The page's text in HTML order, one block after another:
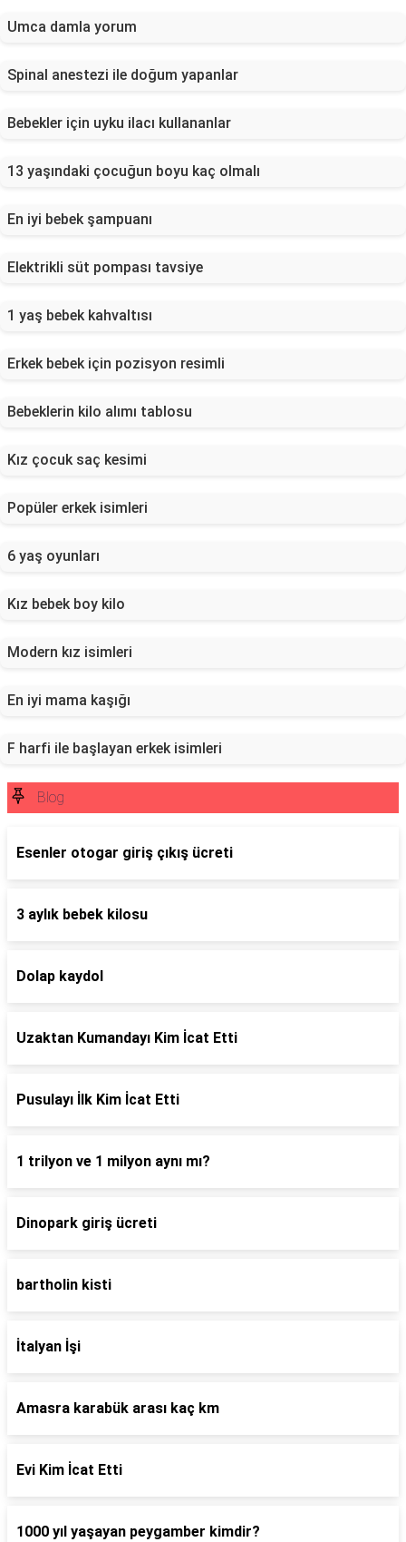
Umca damla yorum
Spinal anestezi ile doğum yapanlar
Bebekler için uyku ilacı kullananlar
13 yaşındaki çocuğun boyu kaç olmalı
En iyi bebek şampuanı
Elektrikli süt pompası tavsiye
1 yaş bebek kahvaltısı
Erkek bebek için pozisyon resimli
Bebeklerin kilo alımı tablosu
Kız çocuk saç kesimi
Popüler erkek isimleri
6 yaş oyunları
Kız bebek boy kilo
Modern kız isimleri
En iyi mama kaşığı
F harfi ile başlayan erkek isimleri
Blog
Esenler otogar giriş çıkış ücreti
3 aylık bebek kilosu
Dolap kaydol
Uzaktan Kumandayı Kim İcat Etti
Pusulayı İlk Kim İcat Etti
1 trilyon ve 1 milyon aynı mı?
Dinopark giriş ücreti
bartholin kisti
İtalyan İşi
Amasra karabük arası kaç km
Evi Kim İcat Etti
1000 yıl yaşayan peygamber kimdir?